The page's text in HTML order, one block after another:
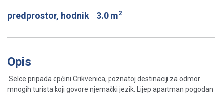
predprostor, hodnik 3.0 m2
Opis
Selce pripada općini Crikvenica, poznatoj destinaciji za odmor
mnogih turista koji govore njemački jezik. Lijep apartman pogodan